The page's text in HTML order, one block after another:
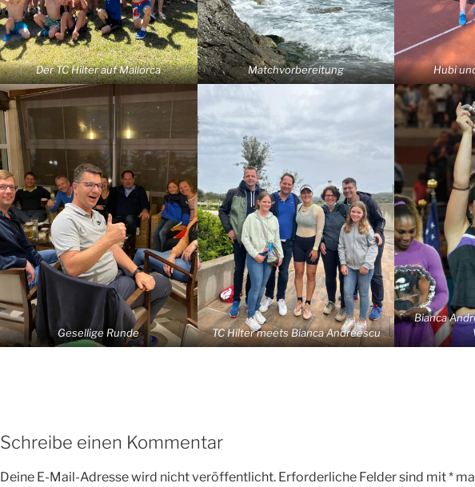
Der TC Hilter auf Mallorca Matchvorbereitung Hubi
Gesellige Runde TC Hilter meets Bianca Andreescu
Bianca
Schreibe einen Kommentar
Deine E-Mail-Adresse wird nicht veröffentlicht. Erforderliche Felder sind mit*